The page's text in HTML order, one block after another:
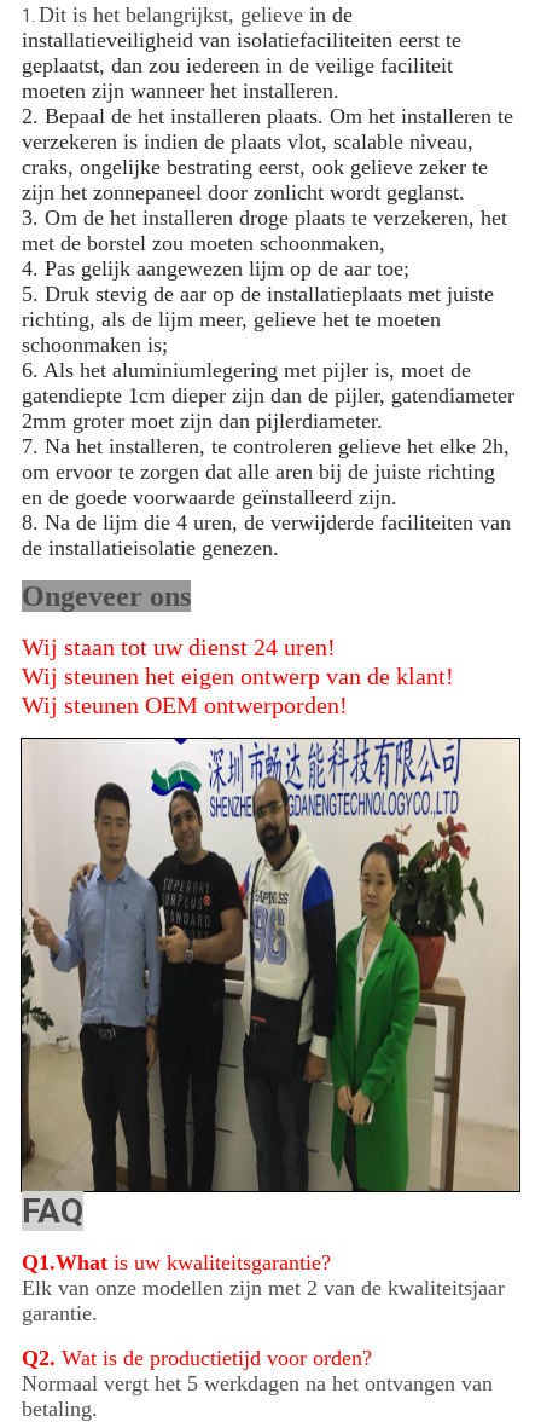
1. Dit is het belangrijkst, gelievein de
installatieveiligheid van isolatiefaciliteiten eerst te
geplaatst, dan zou iedereen in de veilige faciliteit
moeten zijn wanneer het installeren.
2. Bepaal de het installeren plaats. Om het installeren te
verzekeren is indien de plaats vlot, scalable niveau,
craks, ongelijke bestrating eerst, ook gelieve zeker te
zijn het zonnepaneel door zonlicht wordt geglanst.
3. Om de het installeren droge plaats te verzekeren, het
met de borstel zou moeten schoonmaken,
4. Pas gelijk aangewezen lijm op de aar toe;
5. Druk stevig de aar op de installatieplaats met juiste
richting, als de lijm meer, gelieve het te moeten
schoonmaken is;
6. Als het aluminiumlegering met pijler is, moet de
gatendiepte 1cm dieper zijn dan de pijler, gatendiameter
2mm groter moet zijn dan pijlerdiameter.
7. Na het installeren, te controleren gelieve het elke 2h,
om ervoor te zorgen dat alle aren bij de juiste richting
en de goede voorwaarde geïnstalleerd zijn.
8. Na de lijm die 4 uren, de verwijderde faciliteiten van
de installatieisolatie genezen.
Ongeveer ons
Wij staan tot uw dienst 24 uren!
Wij steunen het eigen ontwerp van de klant!
Wij steunen OEM ontwerporden!
FAQ
Q1.Whatis uw kwaliteitsgarantie?
Elk van onze modellen zijn met 2 van de kwaliteitsjaar
garantie.
Q2. Wat is de productietijd voor orden?
Normaal vergt het 5 werkdagen na het ontvangen van
betaling.